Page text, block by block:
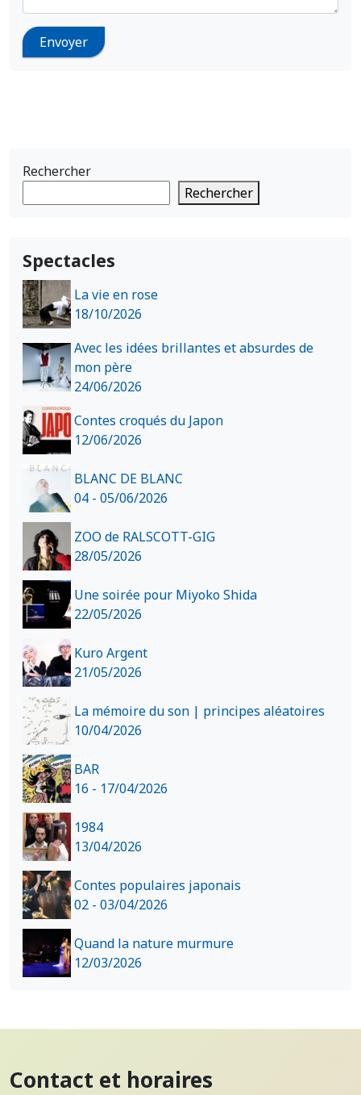
Rechercher
Rechercher
Spectacles
La vie en rose
18/10/2026
Avec les idées brillantes et absurdes de
mon père
24/06/2026
Contes croqués du Japon
12/06/2026
BLANC DE BLANC
04 - 05/06/2026
ZOO de RALSCOTT-GIG
28/05/2026
Une soirée pour Miyoko Shida
22/05/2026
Kuro Argent
21/05/2026
La mémoire du son | principes aléatoires
10/04/2026
BAR
16 - 17/04/2026
1984
13/04/2026
Contes populaires japonais
02 - 03/04/2026
Quand la nature murmure
12/03/2026
Contact et horaires